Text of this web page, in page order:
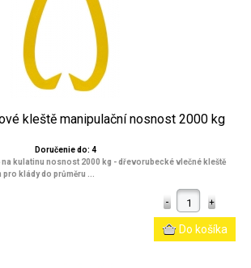
kleště manipulační nosnost 2000 kg
Doručenie do: 4
kulatinu nosnost 2000 kg - dřevorubecké vlečné kleště
klády do průměru ...